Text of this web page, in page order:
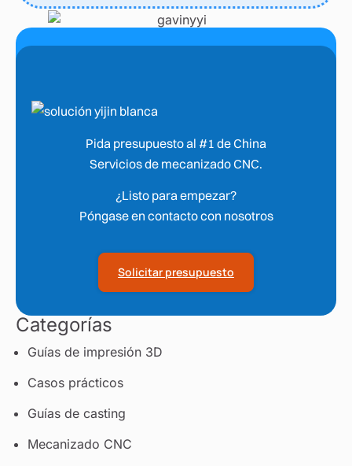
Pida presupuesto al #1 de China
Servicios de mecanizado CNC.
¿Listo para empezar?
Póngase en contacto con nosotros
Solicitar presupuesto
Categorías
Guías de impresión 3D
Casos prácticos
Guías de casting
Mecanizado CNC